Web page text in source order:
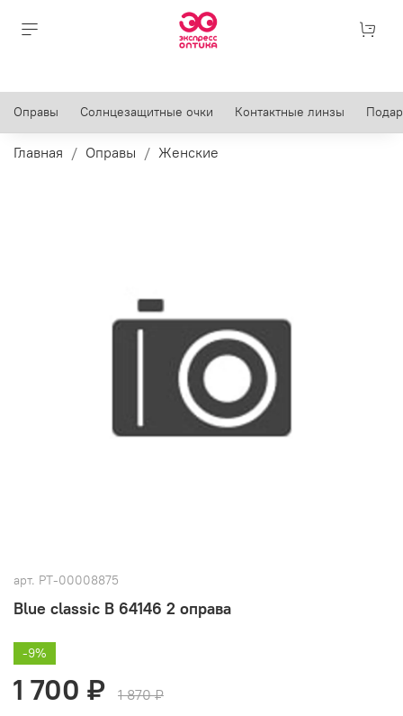
Оправы Солнцезащитные очки Контактные линзы
Главная Оправы Женские
арт. РТ-00008875
Blue classic B 64146 2 оправа
-9%
1 700 ₽
1 870 ₽